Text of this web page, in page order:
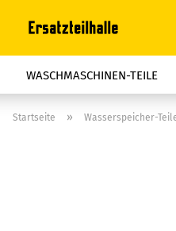
WASCHMASCHINEN-TEILE
STAUBSAUGER-TEILE
Startseite » Wasserspeicher-